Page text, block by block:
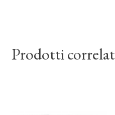
Prodotti